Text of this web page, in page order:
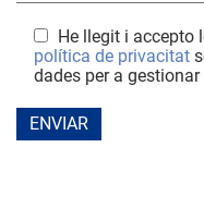
He llegit i accepto
política de privacitat
dades per a